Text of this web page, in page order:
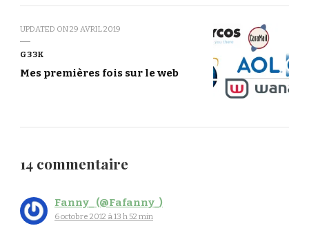
UPDATED ON29 AVRIL 2019
G33K
Mes premières fois sur le web
14 commentaire
Fanny_ (@Fafanny_)
6 octobre 2012 à 13 h 52 min